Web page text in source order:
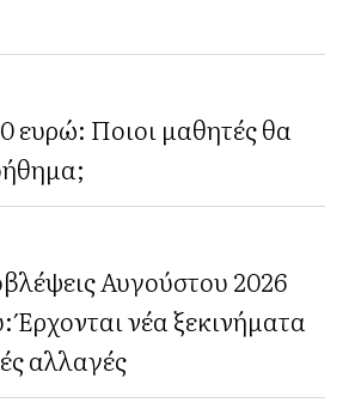
ευρώ: Ποιοι μαθητές θα
Αυγούστου 2026
νέα ξεκινήματα
αλλαγές